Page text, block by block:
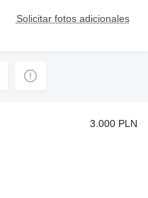
Solicitar fotos adicionales
3.000 PLN